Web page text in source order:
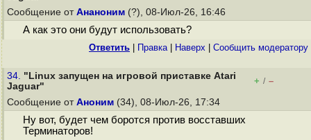
Сообщение от Ананоним (?), 08-Июл-26, 16:46
А как это они будут использовать?
Ответить Правка| Наверх Cообщить модератору
34. "Linux запущен на игровой приставке Atari
Jaguar"
+ / –
Сообщение от Аноним (34), 08-Июл-26, 17:34
Ну вот, будет чем боротся против восставших
Терминаторов!